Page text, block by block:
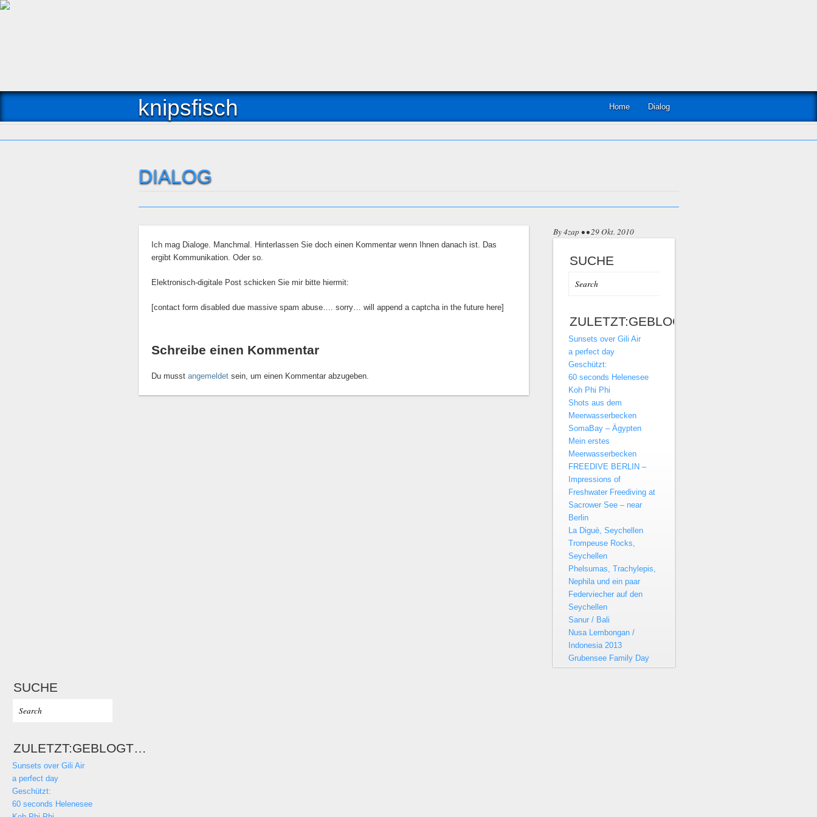
knipsfisch Home Dialog
DIALOG
Ich mag Dialoge. Manchmal. Hinterlassen Sie doch einen Kommentar wenn Ihnen danach ist. Das
ergibt Kommunikation. Oder so.
Elektronisch-digitale Post schicken Sie mir bitte hiermit:
[contact form disabled due massive spam abuse…. sorry… will append a captcha in the future here]
Schreibe einen Kommentar
Du musst angemeldet sein, um einen Kommentar abzugeben.
By 4zap • • 29 Okt. 2010
SUCHE
ZULETZT:GEBLOGT…
Sunsets over Gili Air
a perfect day
Geschützt:
60 seconds Helenesee
Koh Phi Phi
Shots aus dem
Meerwasserbecken
SomaBay – Ägypten
Mein erstes
Meerwasserbecken
FREEDIVE BERLIN –
Impressions of
Freshwater Freediving at
Sacrower See – near
Berlin
La Diguè, Seychellen
Trompeuse Rocks,
Seychellen
Phelsumas, Trachylepis,
Nephila und ein paar
Federviecher auf den
Seychellen
Sanur / Bali
Nusa Lembongan /
Indonesia 2013
Grubensee Family Day
SUCHE
ZULETZT:GEBLOGT…
Sunsets over Gili Air
a perfect day
Geschützt:
60 seconds Helenesee